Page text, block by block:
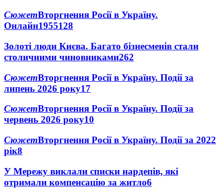
СюжетВторгнення Росії в Україну.
Онлайн1955128
Золоті люди Києва. Багато бізнесменів стали
столичними чиновниками262
СюжетВторгнення Росії в Україну. Події за
липень 2026 року17
СюжетВторгнення Росії в Україну. Події за
червень 2026 року10
СюжетВторгнення Росії в Україну. Події за 2022
рік8
У Мережу виклали списки нардепів, які
отримали компенсацію за житло6